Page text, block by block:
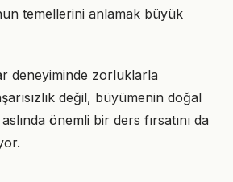
temellerini anlamak büyük
deneyiminde zorluklarla
değil, büyümenin doğal
önemli bir ders fırsatını da